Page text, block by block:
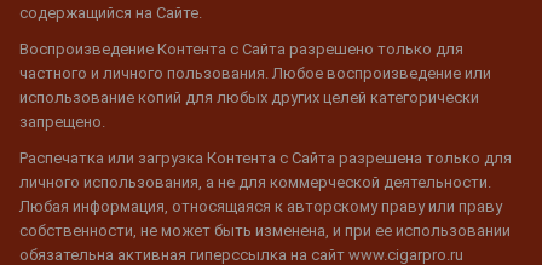
содержащийся на Сайте.
Воспроизведение Контента с Сайта разрешено только для
частного и личного пользования. Любое воспроизведение или
использование копий для любых других целей категорически
запрещено.
Распечатка или загрузка Контента с Сайта разрешена только для
личного использования, а не для коммерческой деятельности.
Любая информация, относящаяся к авторскому праву или праву
собственности, не может быть изменена, и при ее использовании
обязательна активная гиперссылка на сайт www.cigarpro.ru